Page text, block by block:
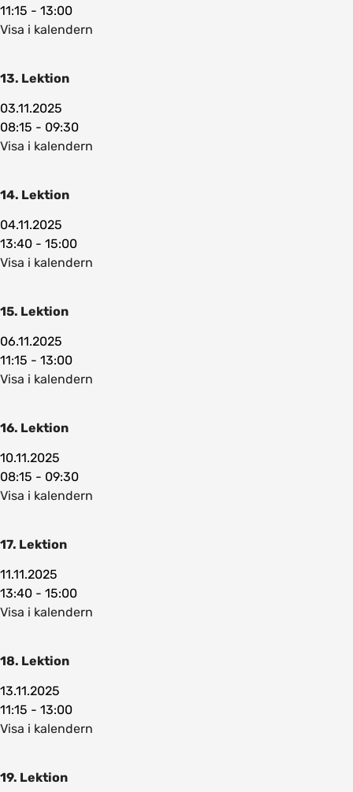
11:15 - 13:00
Visa i kalendern
13. Lektion
03.11.2025
08:15 - 09:30
Visa i kalendern
14. Lektion
04.11.2025
13:40 - 15:00
Visa i kalendern
15. Lektion
06.11.2025
11:15 - 13:00
Visa i kalendern
16. Lektion
10.11.2025
08:15 - 09:30
Visa i kalendern
17. Lektion
11.11.2025
13:40 - 15:00
Visa i kalendern
18. Lektion
13.11.2025
11:15 - 13:00
Visa i kalendern
19. Lektion